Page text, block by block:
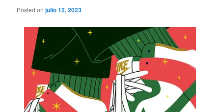
Posted onjulio 12, 2023